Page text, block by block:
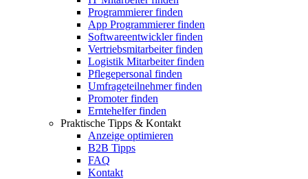
Programmierer finden
App Programmierer finden
Softwareentwickler finden
Vertriebsmitarbeiter finden
Logistik Mitarbeiter finden
Pflegepersonal finden
Umfrageteilnehmer finden
Promoter finden
Erntehelfer finden
Praktische Tipps & Kontakt
Anzeige optimieren
B2B Tipps
FAQ
Kontakt